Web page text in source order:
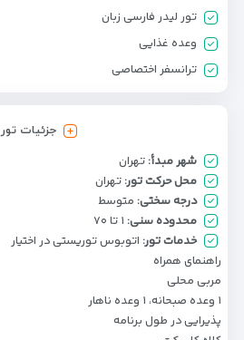
تور لیدر فارسی زبان
وعده غذایی
ترانسفر اختصاصی
جزئیات تور
شهر مبدأ: تهران
محل حرکت تور: تهران
درجه سختی: متوسط
محدوده سنی: ۱ تا ۷۰
خدمات تور: اتوبوس توریستی در اختیار
راهنمای همراه
مربی محلی
۱ وعده صبحانه، ۱ وعده ناهار
پذیرایی در طول برنامه